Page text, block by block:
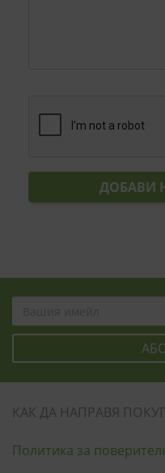
ДОБАВИ
КАК ДА НАПРАВЯ
Политика за